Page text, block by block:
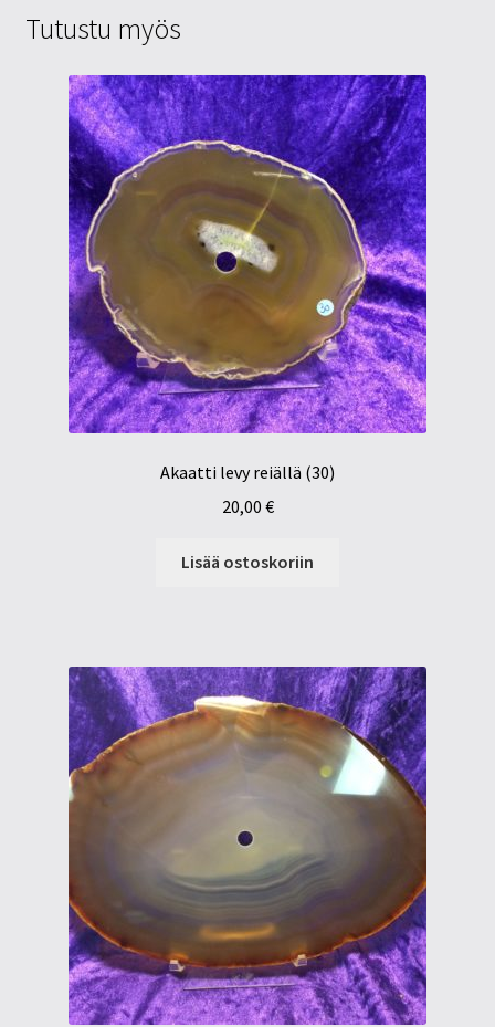
Tutustu myös
Akaatti levy reiällä (30)
20,00 €
Lisää ostoskoriin